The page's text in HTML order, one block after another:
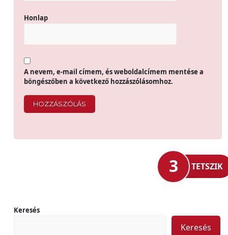
Honlap
A nevem, e-mail címem, és weboldalcímem mentése a
böngészőben a következő hozzászólásomhoz.
3 TETSZIK
Keresés
Keresés